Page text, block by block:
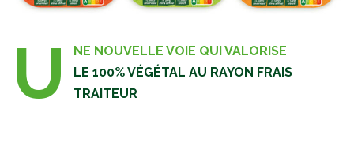
U
NE NOUVELLE VOIE QUI VALORISE
LE 100% VÉGÉTAL AU RAYON FRAIS
TRAITEUR